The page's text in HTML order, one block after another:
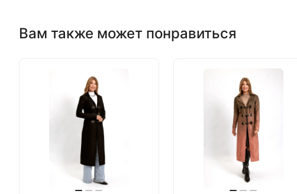
Вам также может понравиться